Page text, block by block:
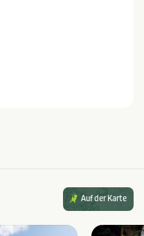
Auf der Karte